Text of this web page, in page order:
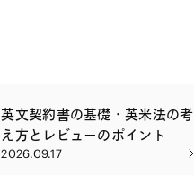
英文契約書の基礎・英米法の考
え方とレビューのポイント
2026.09.17